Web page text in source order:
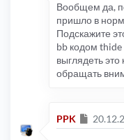
Вообщем да,
пришло в
Подскажите
bb кодом thide
выглядеть
обращать
PPK